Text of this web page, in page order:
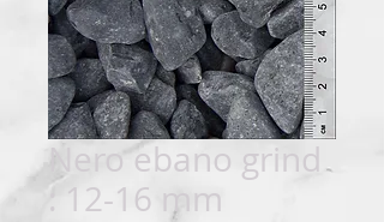
Nero ebano grind
: 12-16 mm